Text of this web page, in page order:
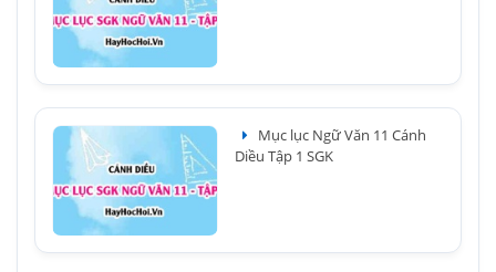
Mục lục Ngữ Văn 11 Cánh
Diều Tập 1 SGK